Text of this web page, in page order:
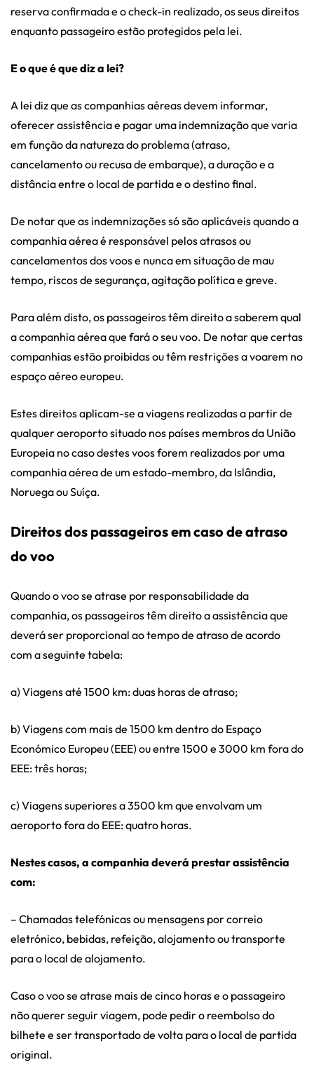
reserva confirmada e o check-in realizado, os seus direitos
enquanto passageiro estão protegidos pela lei.
E o que é que diz a lei?
A lei diz que as companhias aéreas devem informar,
oferecer assistência e pagar uma indemnização que varia
em função da natureza do problema (atraso,
cancelamento ou recusa de embarque), a duração e a
distância entre o local de partida e o destino final.
De notar que as indemnizações só são aplicáveis quando a
companhia aérea é responsável pelos atrasos ou
cancelamentos dos voos e nunca em situação de mau
tempo, riscos de segurança, agitação política e greve.
Para além disto, os passageiros têm direito a saberem qual
a companhia aérea que fará o seu voo. De notar que certas
companhias estão proibidas ou têm restrições a voarem no
espaço aéreo europeu.
Estes direitos aplicam-se a viagens realizadas a partir de
qualquer aeroporto situado nos países membros da União
Europeia no caso destes voos forem realizados por uma
companhia aérea de um estado-membro, da Islândia,
Noruega ou Suíça.
Direitos dos passageiros em caso de atraso
do voo
Quando o voo se atrase por responsabilidade da
companhia, os passageiros têm direito a assistência que
deverá ser proporcional ao tempo de atraso de acordo
com a seguinte tabela:
a) Viagens até 1500 km: duas horas de atraso;
b) Viagens com mais de 1500 km dentro do Espaço
Económico Europeu (EEE) ou entre 1500 e 3000 km fora do
EEE: três horas;
c) Viagens superiores a 3500 km que envolvam um
aeroporto fora do EEE: quatro horas.
Nestes casos, a companhia deverá prestar assistência
com:
– Chamadas telefónicas ou mensagens por correio
eletrónico, bebidas, refeição, alojamento ou transporte
para o local de alojamento.
Caso o voo se atrase mais de cinco horas e o passageiro
não querer seguir viagem, pode pedir o reembolso do
bilhete e ser transportado de volta para o local de partida
original.